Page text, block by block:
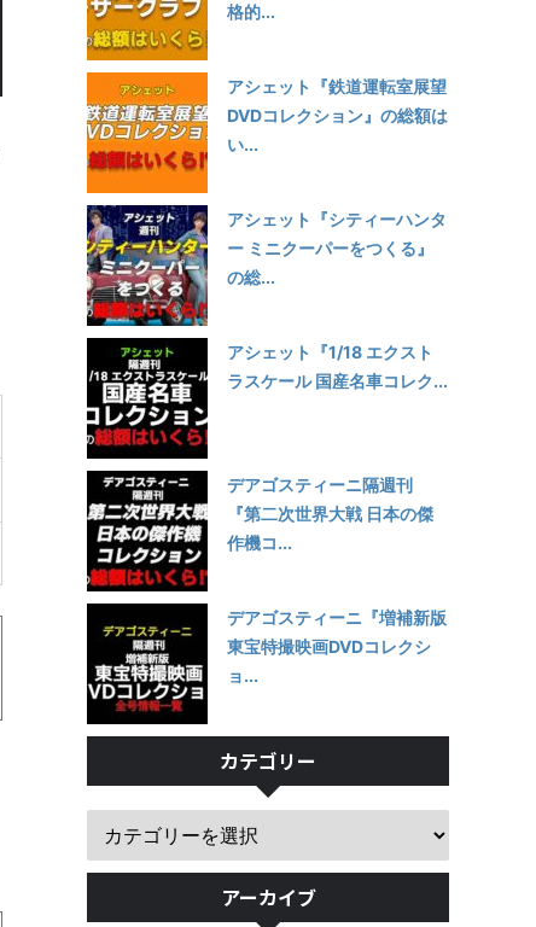
格的...
アシェット『鉄道運転室展望
DVDコレクション』の総額は
い...
アシェット『シティーハンタ
ー ミニクーパーをつくる』
の総...
アシェット『1/18 エクスト
ラスケール 国産名車コレク...
デアゴスティーニ隔週刊
『第二次世界大戦 日本の傑
作機コ...
デアゴスティーニ『増補新版
東宝特撮映画DVDコレクシ
ョ...
カテゴリー
アーカイブ